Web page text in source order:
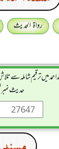
رواۃ الحدیث
میں ترقیم شاملہ سے
حدیث